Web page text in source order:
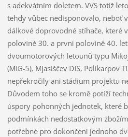
s adekvátním doletem. VVS totiž
tehdy vůbec nedisponovalo, neboť
dálkové doprovodné stíhače, které
polovině 30. a první polovině 40.
dvoumotorových letounů typu
(MiG-5), Mjasiščev DIS, Polikarpov
nepřekročily ani stádium projektu
Důvodem toho se kromě potíží
úspory pohonných jednotek, které
podmínkách nedostatkovým
potřebné pro dokončení jednoho